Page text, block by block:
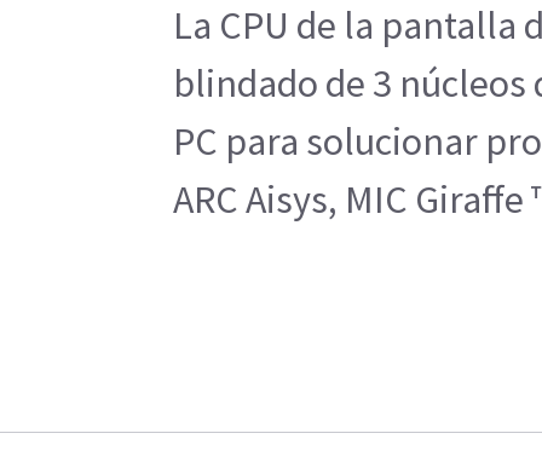
La CPU de la pantalla
blindado de 3 núcleos
PC para solucionar
ARC Aisys, MIC